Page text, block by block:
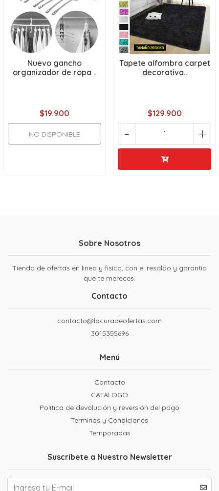
Nuevo gancho
organizador de ropa ..
$19.900
NO DISPONIBLE
Tapete alfombra carpet
decorativa..
$129.900
+
-
Sobre Nosotros
Tienda de ofertas en linea y fisica, con el resaldo y garantia
que te mereces.
Contacto
contacto@locuradeofertas.com
3015355696
Menú
Contacto
CATALOGO
Política de devolución y reversión del pago
Terminos y Condiciones
Temporadas
Suscríbete a Nuestro Newsletter